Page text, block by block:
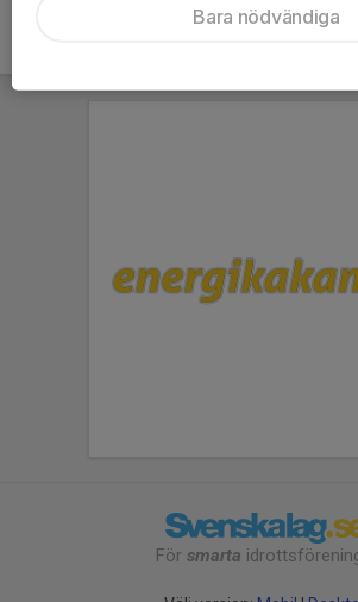
För smarta
Bara nödvändiga